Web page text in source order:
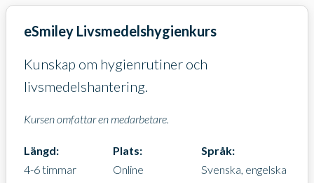
eSmiley Livsmedelshygienkurs
Kunskap om hygienrutiner och
livsmedelshantering.
Kursen omfattar en medarbetare.
Längd:
4-6 timmar
Plats:
Online
Språk:
Svenska, engelska